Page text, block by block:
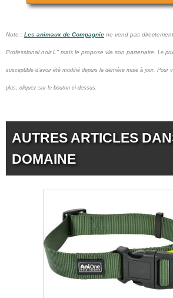
Note : Les animaux de Compagnie ne vend pas
Professional noir L" mais le propose via son partenaire. Le
susceptible d'avoir été modifié depuis la dernière mise à jour. Pour
plus, cliquez sur le bouton ci-dessus.
AUTRES ARTICLES
DOMAINE